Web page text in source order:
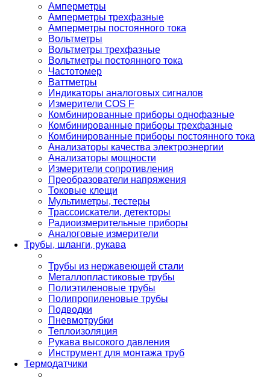
Амперметры
Амперметры трехфазные
Амперметры постоянного тока
Вольтметры
Вольтметры трехфазные
Вольтметры постоянного тока
Частотомер
Ваттметры
Индикаторы аналоговых сигналов
Измерители COS F
Комбинированные приборы однофазные
Комбинированные приборы трехфазные
Комбинированные приборы постоянного тока
Анализаторы качества электроэнергии
Анализаторы мощности
Измерители сопротивления
Преобразователи напряжения
Токовые клещи
Мультиметры, тестеры
Трассоискатели, детекторы
Радиоизмерительные приборы
Аналоговые измерители
Трубы, шланги, рукава
Трубы из нержавеющей стали
Металлопластиковые трубы
Полиэтиленовые трубы
Полипропиленовые трубы
Подводки
Пневмотрубки
Теплоизоляция
Рукава высокого давления
Инструмент для монтажа труб
Термодатчики